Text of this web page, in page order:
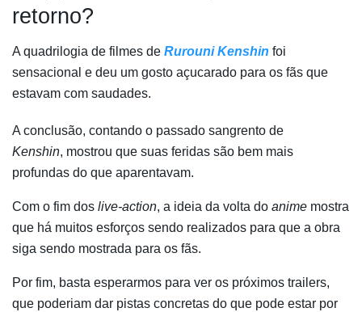
retorno?
A quadrilogia de filmes de Rurouni Kenshin foi
sensacional e deu um gosto açucarado para os fãs que
estavam com saudades.
A conclusão, contando o passado sangrento de
Kenshin, mostrou que suas feridas são bem mais
profundas do que aparentavam.
Com o fim dos live-action, a ideia da volta do anime mostra
que há muitos esforços sendo realizados para que a obra
siga sendo mostrada para os fãs.
Por fim, basta esperarmos para ver os próximos trailers,
que poderiam dar pistas concretas do que pode estar por